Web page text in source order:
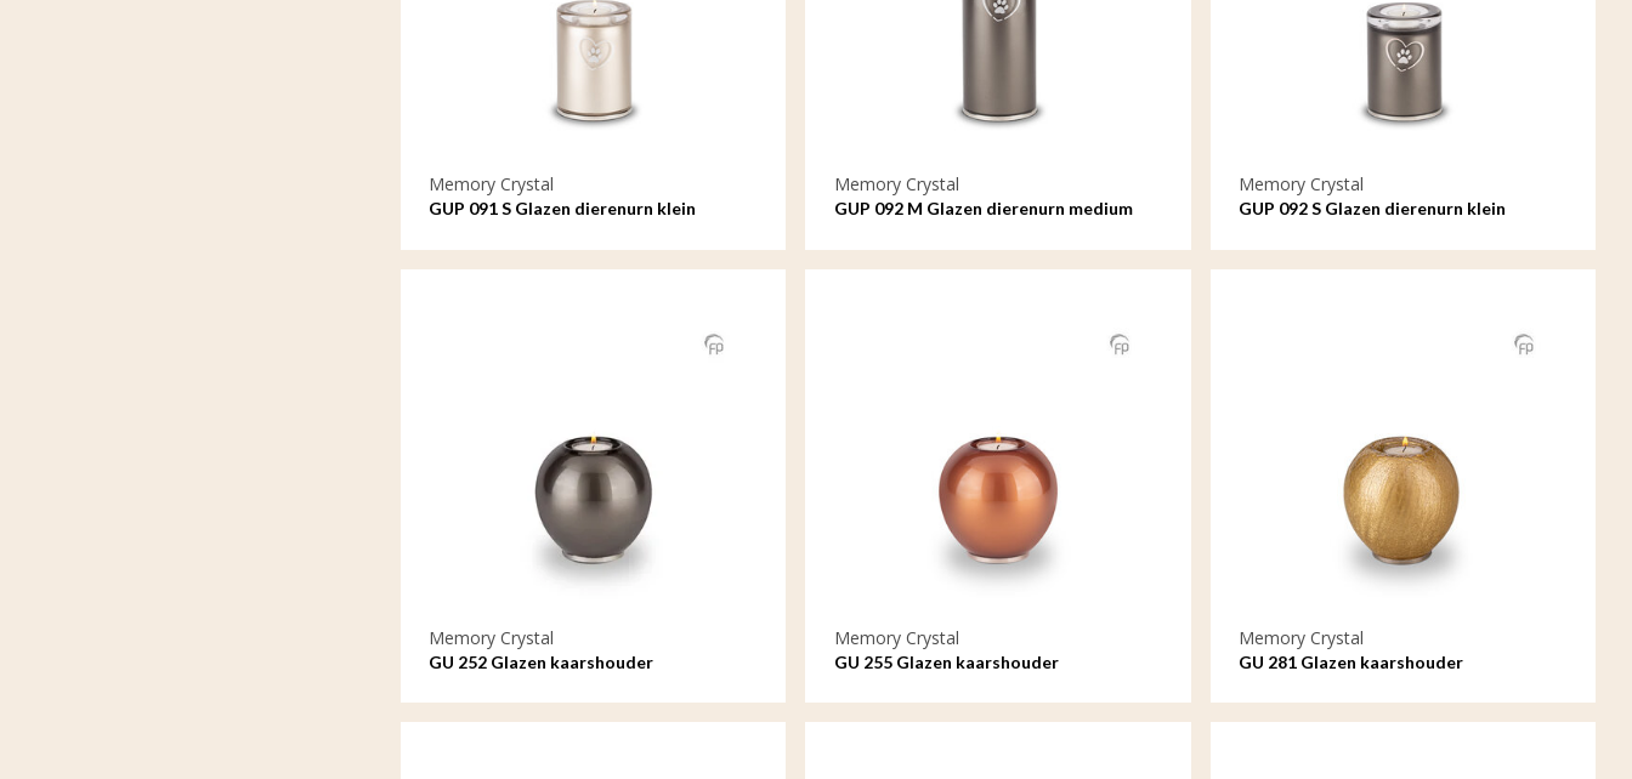
Memory Crystal
GUP 091 S Glazen dierenurn klein
Memory Crystal
GUP 092 M Glazen dierenurn medium
Memory Crystal
GUP 092 S Glazen dierenurn klein
Memory Crystal
GU 252 Glazen kaarshouder
Memory Crystal
GU 255 Glazen kaarshouder
Memory Crystal
GU 281 Glazen kaarshouder